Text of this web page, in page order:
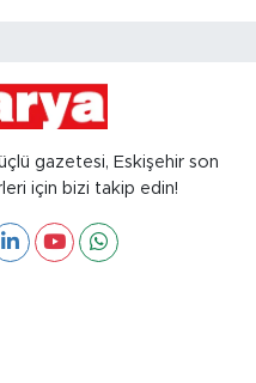
gazetesi, Eskişehir son
için bizi takip edin!